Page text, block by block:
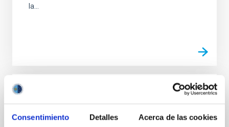
Consentimiento Detalles Acerca de las cookies
la...
Premio Azul Zero para Antonia Varela,